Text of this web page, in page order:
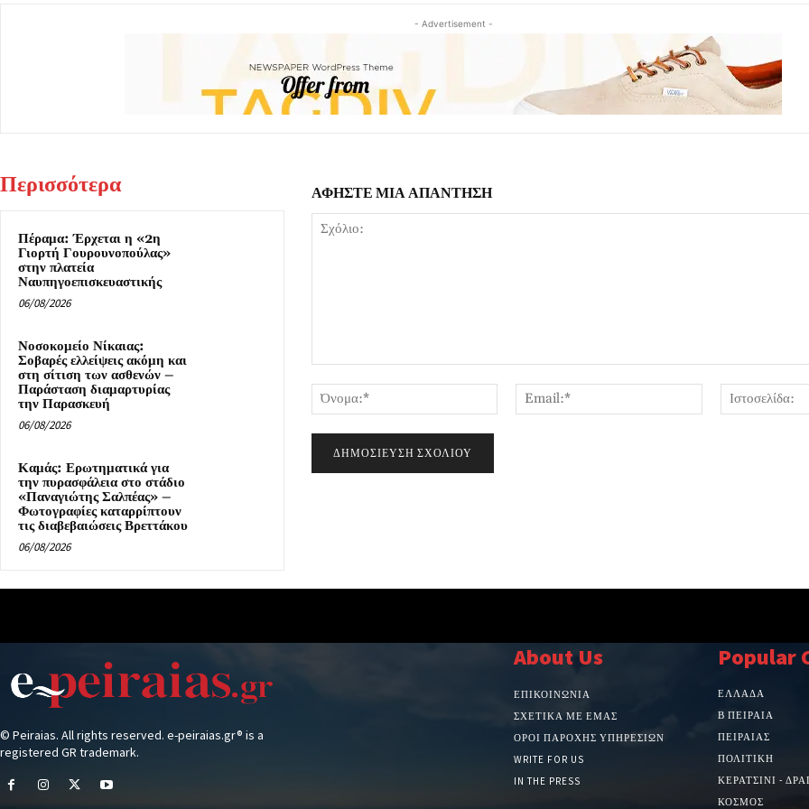
- Advertisement -
Περισσότερα
Πέραμα: Έρχεται η «2η
Γιορτή Γουρουνοπούλας»
στην πλατεία
Ναυπηγοεπισκευαστικής
06/08/2026
Νοσοκομείο Νίκαιας:
Σοβαρές ελλείψεις ακόμη και
στη σίτιση των ασθενών –
Παράσταση διαμαρτυρίας
την Παρασκευή
06/08/2026
Καμάς: Ερωτηματικά για
την πυρασφάλεια στο στάδιο
«Παναγιώτης Σαλπέας» –
Φωτογραφίες καταρρίπτουν
τις διαβεβαιώσεις Βρεττάκου
06/08/2026
ΑΦΗΣΤΕ ΜΙΑ ΑΠΑΝΤΗΣΗ
Όνομα:*
Email:*
© Peiraias. All rights reserved. e-peiraias.gr® is a
registered GR trademark.
About Us
ΕΠΙΚΟΙΝΩΝΙΑ
ΣΧΕΤΙΚΆ ΜΕ ΕΜΆΣ
ΌΡΟΙ ΠΑΡΟΧΉΣ ΥΠΗΡΕΣΙΏΝ
WRITE FOR US
IN THE PRESS
Popular
ΕΛΛΑΔΑ
Β ΠΕΙΡΑΙΑ
ΠΕΙΡΑΙΑΣ
ΠΟΛΙΤΙΚΗ
ΚΕΡΑΤΣΙΝΙ -
ΚΟΣΜΟΣ